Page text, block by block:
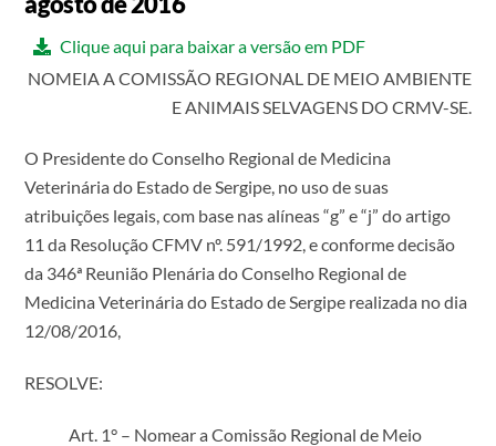
Clique aqui para baixar a versão em PDF
NOMEIA A COMISSÃO REGIONAL DE MEIO AMBIENTE
E ANIMAIS SELVAGENS DO CRMV-SE.
O Presidente do Conselho Regional de Medicina
Veterinária do Estado de Sergipe, no uso de suas
atribuições legais, com base nas alíneas “g” e “j” do artigo
11 da Resolução CFMV nº. 591/1992, e conforme decisão
da 346ª Reunião Plenária do Conselho Regional de
Medicina Veterinária do Estado de Sergipe realizada no dia
12/08/2016,
RESOLVE:
Art. 1° – Nomear a Comissão Regional de Meio